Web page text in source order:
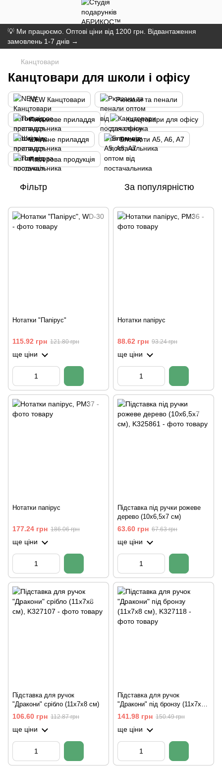
💡 Ми працюємо. Оптові ціни від 1200 грн. Відвантаження
замовлень 1-7 днів →
Канцтовари
Канцтовари для школи і офісу
NEW Канцтовари Рюкзаки та пенали
Письмове приладдя Канцтовари для офісу
Шкільне приладдя Блокноти A5, A6, A7
Паперова продукція
Фільтр За популярністю
Нотатки "Папірус"
115.92 грн 121.80 грн
ще ціни
Нотатки папірус
88.62 грн 93.24 грн
ще ціни
Нотатки папірус
177.24 грн 186.06 грн
ще ціни
Підставка під ручки рожеве
дерево (10х6,5х7 см)
63.60 грн 67.63 грн
ще ціни
Підставка для ручок
"Дракони" срібло (11х7х8 см)
106.60 грн 112.87 грн
ще ціни
Підставка для ручок
"Дракони" під бронзу (11х7х8
см)
141.98 грн 150.49 грн
ще ціни